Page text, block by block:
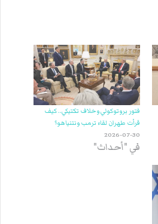
فتور بروتوكولي وخلاف تكتيكي.. كيف
قرأت طهران لقاء ترمب ونتنياهو؟
2026-07-30
في "أحداث"